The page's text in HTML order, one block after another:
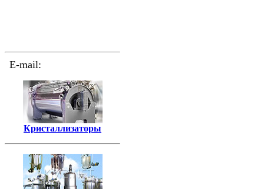
E-mail:
Кристаллизаторы